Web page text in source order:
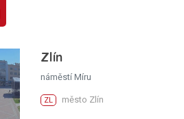
Zlín
náměstí Míru
ZL město Zlín